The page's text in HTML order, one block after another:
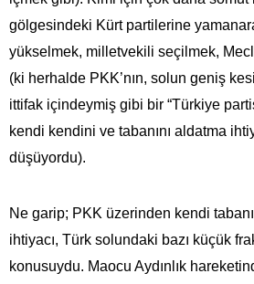
gölgesindeki Kürt partilerine
yükselmek, milletvekili seçilmek,
(ki herhalde PKK’nın, solun geniş
ittifak içindeymiş gibi bir “Türkiye
kendi kendini ve tabanını aldatma
düşüyordu).
Ne garip; PKK üzerinden kendi
ihtiyacı, Türk solundaki bazı küçük
konusuydu. Maocu Aydınlık